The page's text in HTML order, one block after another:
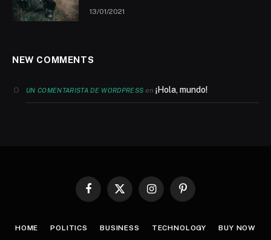
13/01/2021
NEW COMMENTS
UN COMENTARISTA DE WORDPRESS en¡Hola, mundo!
Facebook
X
InstagramPinterest
HOME POLITICS BUSINESS TECHNOLOGY BUY NOW